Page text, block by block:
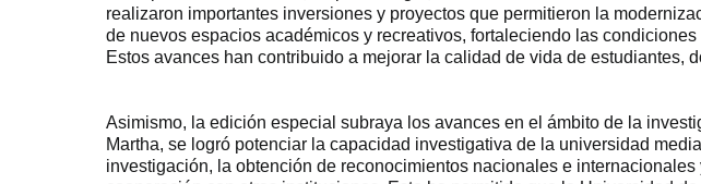
realizaron importantes inversiones y proyectos que permitieron la
de nuevos espacios académicos y recreativos, fortaleciendo las
Estos avances han contribuido a mejorar la calidad de vida de estudiantes,
Asimismo, la edición especial subraya los avances en el ámbito de la
Martha, se logró potenciar la capacidad investigativa de la universidad
investigación, la obtención de reconocimientos nacionales e